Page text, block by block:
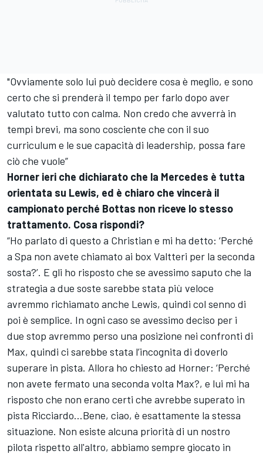
"Ovviamente solo lui può decidere cosa è meglio, e sono
certo che si prenderà il tempo per farlo dopo aver
valutato tutto con calma. Non credo che avverrà in
tempi brevi, ma sono cosciente che con il suo
curriculum e le sue capacità di leadership, possa fare
ciò che vuole”
Horner ieri che dichiarato che la Mercedes è tutta
orientata su Lewis, ed è chiaro che vincerà il
campionato perché Bottas non riceve lo stesso
trattamento. Cosa rispondi?
“Ho parlato di questo a Christian e mi ha detto: ‘Perché
a Spa non avete chiamato ai box Valtteri per la seconda
sosta?’. E gli ho risposto che se avessimo saputo che la
strategia a due soste sarebbe stata più veloce
avremmo richiamato anche Lewis, quindi col senno di
poi è semplice. In ogni caso se avessimo deciso per i
due stop avremmo perso una posizione nei confronti di
Max, quindi ci sarebbe stata l’incognita di doverlo
superare in pista. Allora ho chiesto ad Horner: ‘Perché
non avete fermato una seconda volta Max?, e lui mi ha
risposto che non erano certi che avrebbe superato in
pista Ricciardo…Bene, ciao, è esattamente la stessa
situazione. Non esiste alcuna priorità di un nostro
pilota rispetto all'altro, abbiamo sempre giocato in